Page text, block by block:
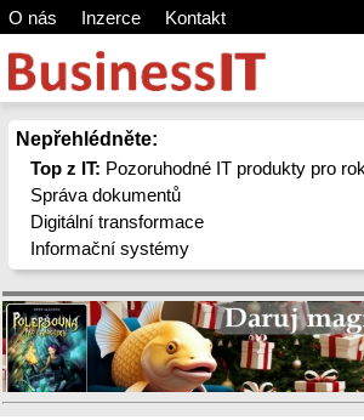
O nás Inzerce Kontakt
Nepřehlédněte:
Top z IT: Pozoruhodné IT produkty pro
Správa dokumentů
Digitální transformace
Informační systémy